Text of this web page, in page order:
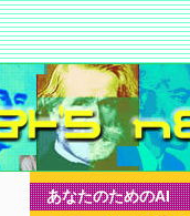
あなたのためのAI